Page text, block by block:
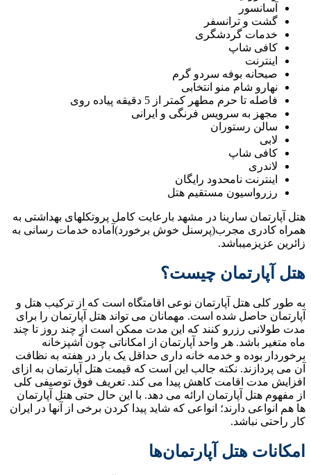
آسانسور
گشت و ترانسفر
خدمات گردشگری
کافی شاپ⁦
اینترنت
صبحانه بوفه سردو گرم
نهارو شام منو انتخابی
فاصله تا حرم مطهر کمتر از 5 دقیقه پیاده روی
مجهز به سرویس فرنگی و ایرانی
سالن رستوران
لابی
کافی شاپ
لاندری
اینترنت نامحدود رایگان
رزرواسیون مستقیم هتل
هتل آپارتمان سارینا در مشهد بارعایت کامل پروتکلهای بهداشتی به
همراه کادری مجرب(پرسنل خوش برخورد)آماده خدمات رسانی به
زائرین عزیزمیباشد.
هتل آپارتمان چیست؟
به طور کلی هتل آپارتمان نوعی اقامتگاه است که از ترکیب هتل و
آپارتمان حاصل شده است. مهمانان می تواند هتل آپارتمان را برای
مدت طولانی رزرو کنند که این مدت ممکن است از چند روز تا چند
ماه متغیر باشد. هر واحد آپارتمان از امکاناتی چون آشپزخانه
برخوردار بوده و خدمه خانه داری حداقل یک بار در هفته به نظافت
آن می پردازند. نکته جالب این است که قیمت هتل آپارتمان به ازای
افزایش مدت اقامت کاهش پیدا می کند. تعریف فوق توصیفی کلی
از مفهوم هتل آپارتمان ارائه می دهد. با این حال حتی هتل آپارتمان
ها هم انواعی دارند؛ انواعی که شاید پیدا کردن برخی از آنها در ایران
کار راحتی نباشد.
امکانات هتل آپارتمان‌ها